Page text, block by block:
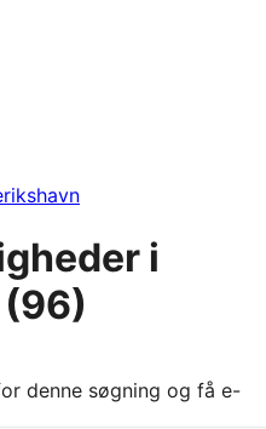
i
(96)
denne søgning og få e-